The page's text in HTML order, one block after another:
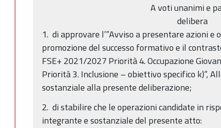
A voti unanimi e
delibera
1. di approvare l’”Avviso a presentare azioni
promozione del successo formativo e il
FSE+ 2021/2027 Priorità 4. Occupazione
Priorità 3. Inclusione – obiettivo specifico k)”,
sostanziale alla presente deliberazione;
2. di stabilire che le operazioni candidate in
integrante e sostanziale del presente atto: